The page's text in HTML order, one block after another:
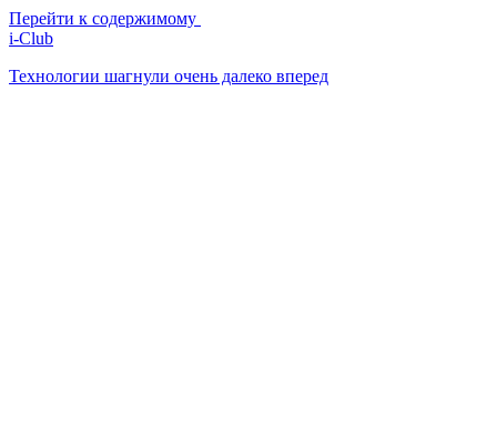
Перейти к содержимому
i-Club
Технологии шагнули очень далеко вперед